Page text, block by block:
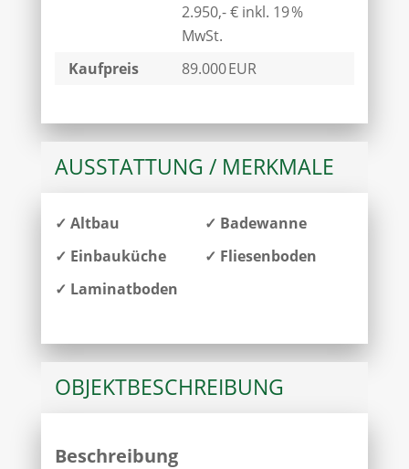
2.950,- € inkl. 19 %
MwSt.
Kaufpreis
89.000 EUR
AUSSTATTUNG / MERKMALE
✓ Altbau
✓ Badewanne
✓ Einbauküche
✓ Fliesenboden
✓ Laminatboden
OBJEKT­BESCHREIBUNG
Beschreibung